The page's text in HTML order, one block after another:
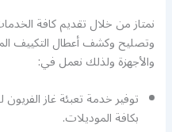
نمتاز من خلال تقديم كافة
وتصليح وكشف أعطال التكييف
والأجهزة ولذلك نعمل في:
توفير خدمة تعبئة غاز
بكافة الموديلات.